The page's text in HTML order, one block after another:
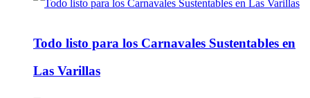
Todo listo para los Carnavales Sustentables en
Las Varillas